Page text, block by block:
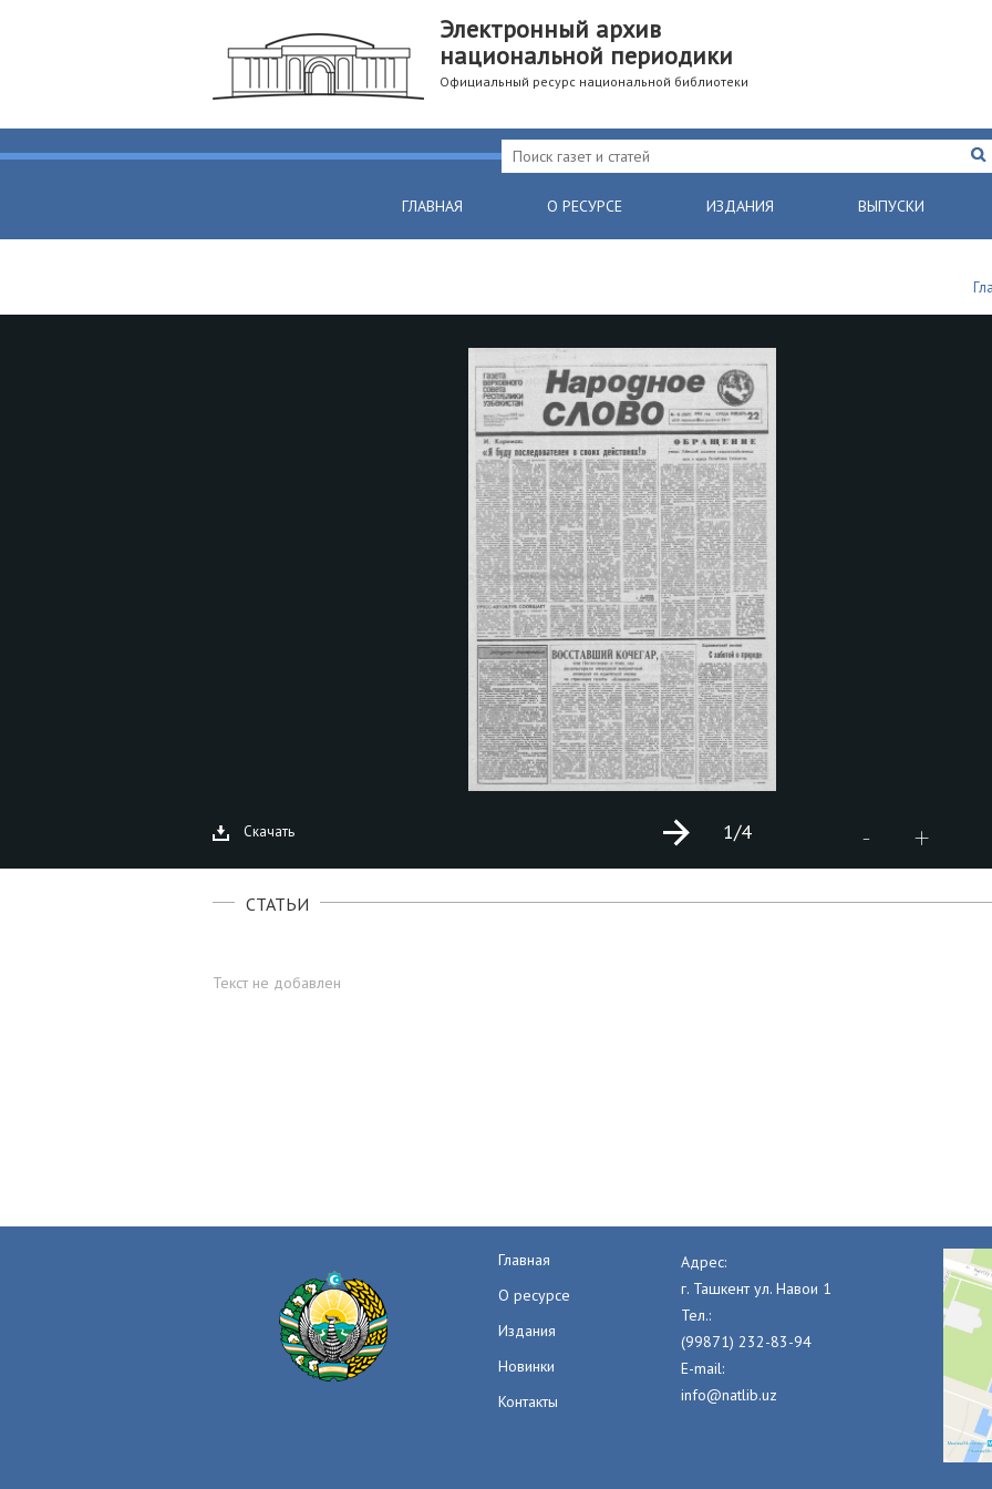
Электронный архив
национальной периодики
Официальный ресурс национальной библиотеки
ГЛАВНАЯ О РЕСУРСЕ ИЗДАНИЯ ВЫПУСКИ
Скачать - +
1/4
СТАТЬИ
Текст не добавлен
Главная
О ресурсе
Издания
Новинки
Контакты
Адрес:
г. Ташкент ул. Навои 1
Тел.:
(99871) 232-83-94
E-mail:
info@natlib.uz